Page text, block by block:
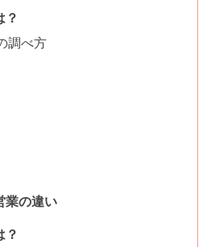
？
調べ方
業の違い
？